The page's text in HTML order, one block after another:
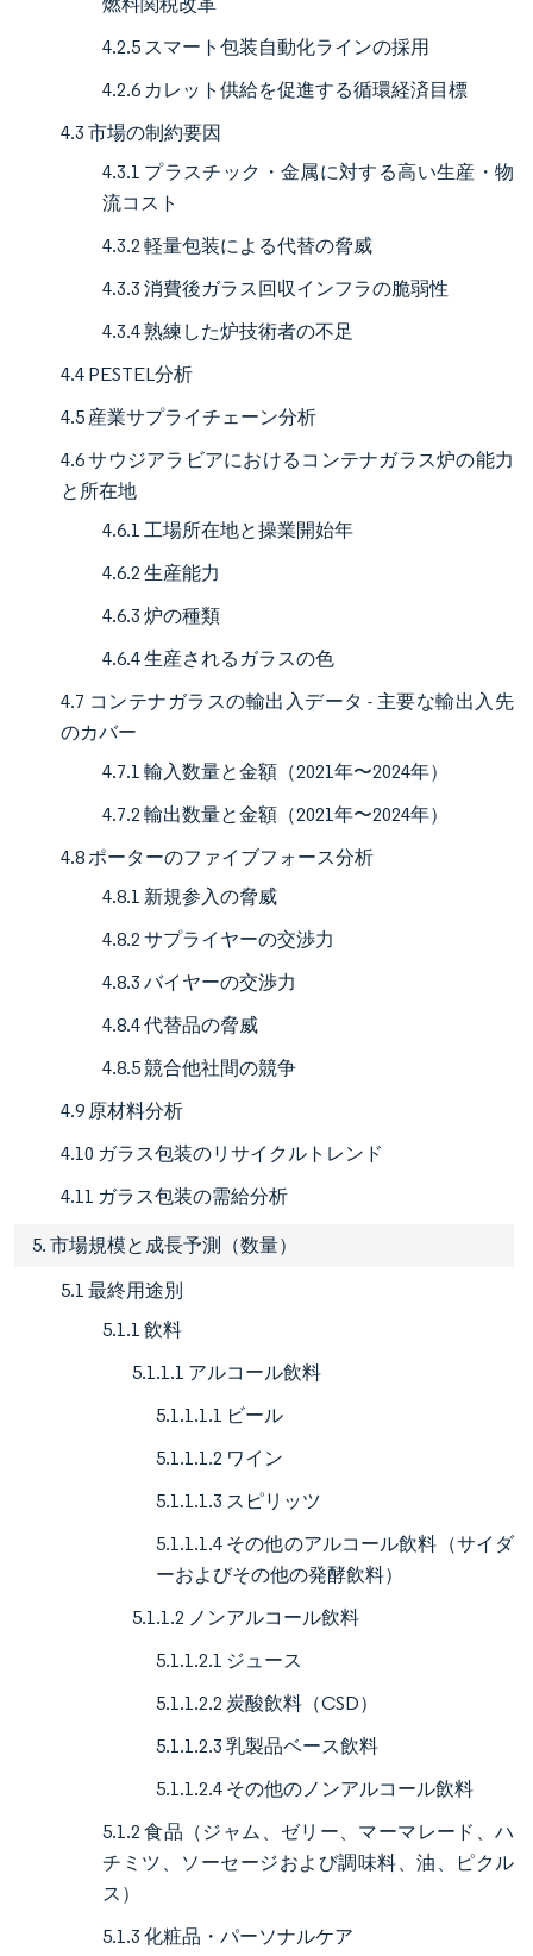
4.2.5 スマート包装自動化ラインの採用
4.2.6 カレット供給を促進する循環経済目標
4.3 市場の制約要因
4.3.1 プラスチック・金属に対する高い生産・物
流コスト
4.3.2 軽量包装による代替の脅威
4.3.3 消費後ガラス回収インフラの脆弱性
4.3.4 熟練した炉技術者の不足
4.4 PESTEL分析
4.5 産業サプライチェーン分析
4.6 サウジアラビアにおけるコンテナガラス炉の能力
と所在地
4.6.1 工場所在地と操業開始年
4.6.2 生産能力
4.6.3 炉の種類
4.6.4 生産されるガラスの色
4.7 コンテナガラスの輸出入データ - 主要な輸出入先
のカバー
4.7.1 輸入数量と金額（2021年〜2024年）
4.7.2 輸出数量と金額（2021年〜2024年）
4.8 ポーターのファイブフォース分析
4.8.1 新規参入の脅威
4.8.2 サプライヤーの交渉力
4.8.3 バイヤーの交渉力
4.8.4 代替品の脅威
4.8.5 競合他社間の競争
4.9 原材料分析
4.10 ガラス包装のリサイクルトレンド
4.11 ガラス包装の需給分析
5. 市場規模と成長予測（数量）
5.1 最終用途別
5.1.1 飲料
5.1.1.1 アルコール飲料
5.1.1.1.1 ビール
5.1.1.1.2 ワイン
5.1.1.1.3 スピリッツ
5.1.1.1.4 その他のアルコール飲料（サイダ
ーおよびその他の発酵飲料）
5.1.1.2 ノンアルコール飲料
5.1.1.2.1 ジュース
5.1.1.2.2 炭酸飲料（CSD）
5.1.1.2.3 乳製品ベース飲料
5.1.1.2.4 その他のノンアルコール飲料
5.1.2 食品（ジャム、ゼリー、マーマレード、ハ
チミツ、ソーセージおよび調味料、油、ピクル
ス）
5.1.3 化粧品・パーソナルケア